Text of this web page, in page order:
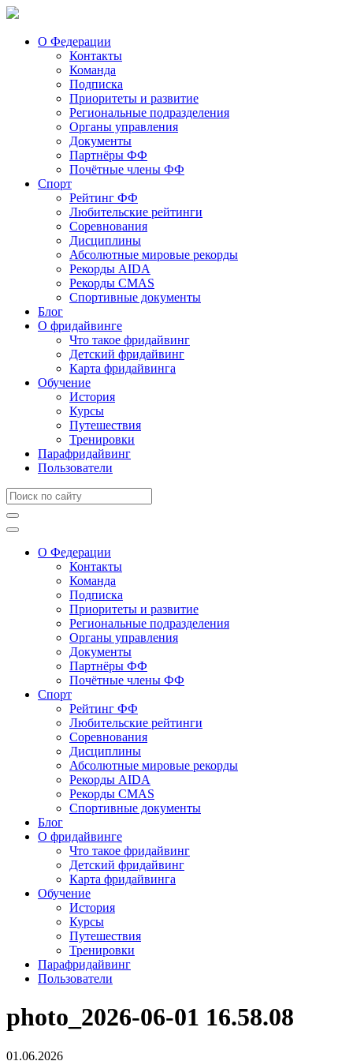
О Федерации
Контакты
Команда
Подписка
Приоритеты и развитие
Региональные подразделения
Органы управления
Документы
Партнёры ФФ
Почётные члены ФФ
Спорт
Рейтинг ФФ
Любительские рейтинги
Соревнования
Дисциплины
Абсолютные мировые рекорды
Рекорды AIDA
Рекорды CMAS
Спортивные документы
Блог
О фридайвинге
Что такое фридайвинг
Детский фридайвинг
Карта фридайвинга
Обучение
История
Курсы
Путешествия
Тренировки
Парафридайвинг
Пользователи
О Федерации
Контакты
Команда
Подписка
Приоритеты и развитие
Региональные подразделения
Органы управления
Документы
Партнёры ФФ
Почётные члены ФФ
Спорт
Рейтинг ФФ
Любительские рейтинги
Соревнования
Дисциплины
Абсолютные мировые рекорды
Рекорды AIDA
Рекорды CMAS
Спортивные документы
Блог
О фридайвинге
Что такое фридайвинг
Детский фридайвинг
Карта фридайвинга
Обучение
История
Курсы
Путешествия
Тренировки
Парафридайвинг
Пользователи
photo_2026-06-01 16.58.08
01.06.2026